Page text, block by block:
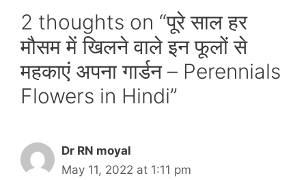
2 thoughts on “पूरे साल हर
मौसम में खिलने वाले इन फूलों से
महकाएं अपना गार्डन – Perennials
Flowers in Hindi”
Dr RN moyal
May 11, 2022 at 1:11 pm